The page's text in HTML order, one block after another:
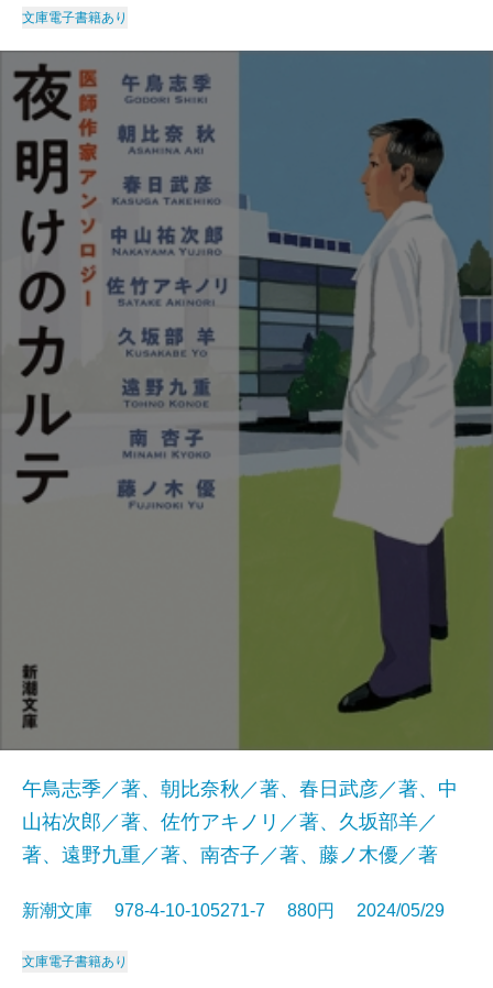
文庫電子書籍あり
午鳥志季／著、朝比奈秋／著、春日武彦／著、中
山祐次郎／著、佐竹アキノリ／著、久坂部羊／
著、遠野九重／著、南杏子／著、藤ノ木優／著
新潮文庫 978-4-10-105271-7 880円 2024/05/29
文庫電子書籍あり